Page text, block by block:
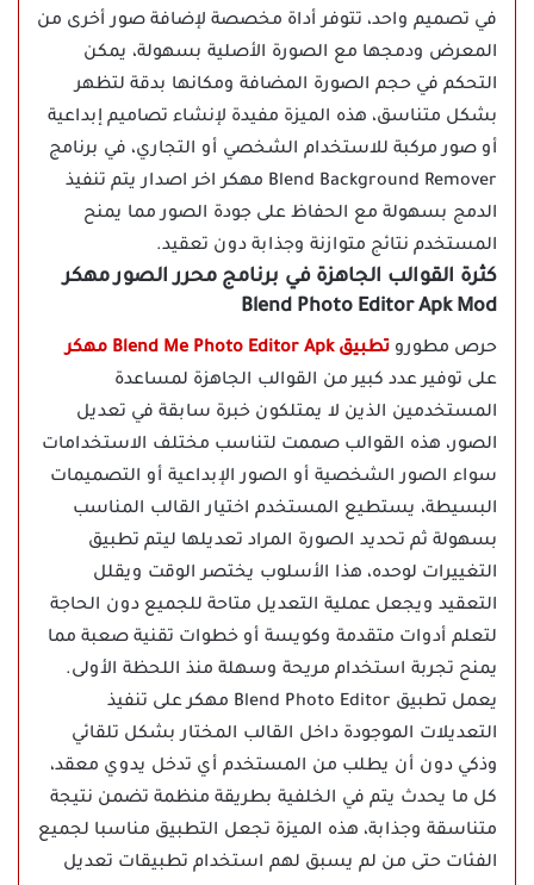
في تصميم واحد، تتوفر أداة مخصصة لإضافة صور أخرى من
المعرض ودمجها مع الصورة الأصلية بسهولة، يمكن
التحكم في حجم الصورة المضافة ومكانها بدقة لتظهر
بشكل متناسق، هذه الميزة مفيدة لإنشاء تصاميم إبداعية
أو صور مركبة للاستخدام الشخصي أو التجاري، في برنامج
Blend Background Remover مهكر اخر اصدار يتم تنفيذ
الدمج بسهولة مع الحفاظ على جودة الصور مما يمنح
المستخدم نتائج متوازنة وجذابة دون تعقيد.
كثرة القوالب الجاهزة في برنامج محرر الصور مهكر
Blend Photo Editor Apk Mod
حرص مطورو تطبيق Blend Me Photo Editor Apk مهكر
على توفير عدد كبير من القوالب الجاهزة لمساعدة
المستخدمين الذين لا يمتلكون خبرة سابقة في تعديل
الصور، هذه القوالب صممت لتناسب مختلف الاستخدامات
سواء الصور الشخصية أو الصور الإبداعية أو التصميمات
البسيطة، يستطيع المستخدم اختيار القالب المناسب
بسهولة ثم تحديد الصورة المراد تعديلها ليتم تطبيق
التغييرات لوحده، هذا الأسلوب يختصر الوقت ويقلل
التعقيد ويجعل عملية التعديل متاحة للجميع دون الحاجة
لتعلم أدوات متقدمة وكويسة أو خطوات تقنية صعبة مما
يمنح تجربة استخدام مريحة وسهلة منذ اللحظة الأولى.
يعمل تطبيق Blend Photo Editor مهكر على تنفيذ
التعديلات الموجودة داخل القالب المختار بشكل تلقائي
وذكي دون أن يطلب من المستخدم أي تدخل يدوي معقد،
كل ما يحدث يتم في الخلفية بطريقة منظمة تضمن نتيجة
متناسقة وجذابة، هذه الميزة تجعل التطبيق مناسبا لجميع
الفئات حتى من لم يسبق لهم استخدام تطبيقات تعديل